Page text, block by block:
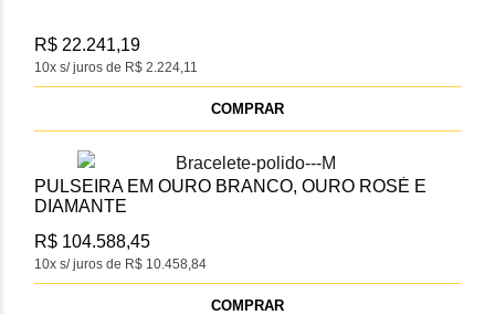
10x s/ juros de R$ 2.224,11
R$ 22.241,19
COMPRAR
PULSEIRA EM OURO BRANCO, OURO ROSÉ E
DIAMANTE
10x s/ juros de R$ 10.458,84
R$ 104.588,45
COMPRAR